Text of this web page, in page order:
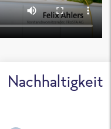
Nachhaltigkeit